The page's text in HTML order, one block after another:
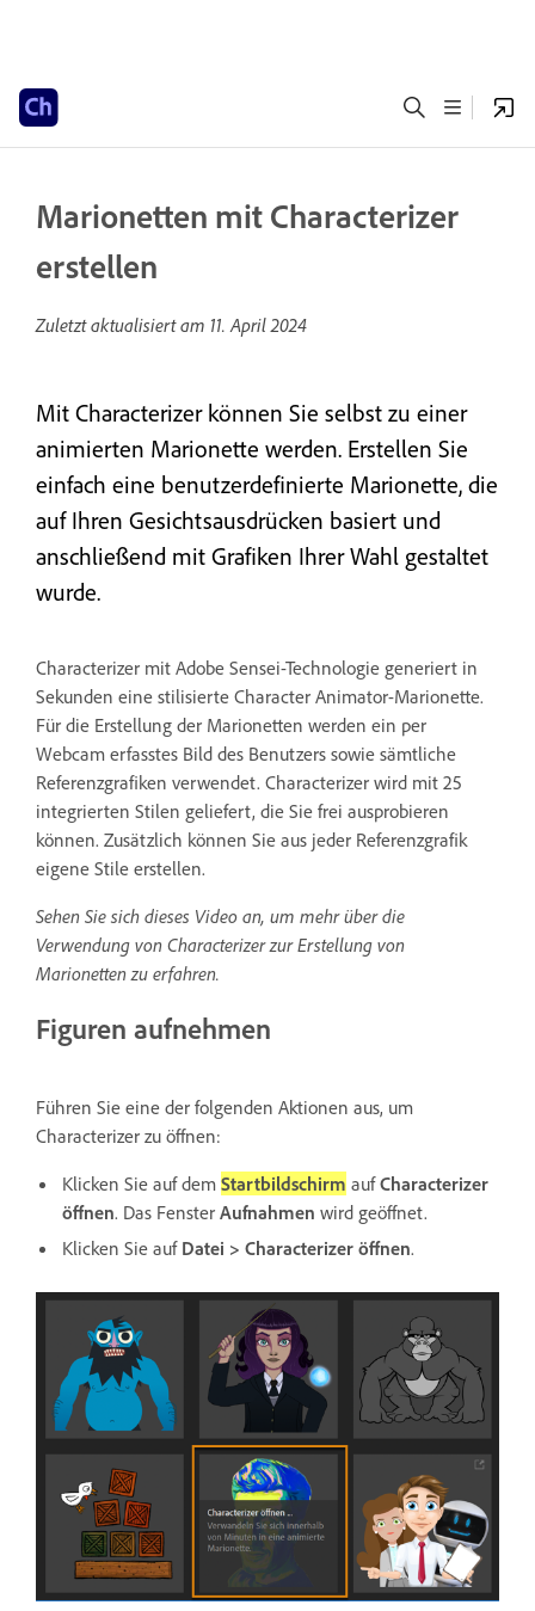
Marionetten mit Characterizer
erstellen
Zuletzt aktualisiert am 11. April 2024
Mit Characterizer können Sie selbst zu einer
animierten Marionette werden. Erstellen Sie
einfach eine benutzerdefinierte Marionette, die
auf Ihren Gesichtsausdrücken basiert und
anschließend mit Grafiken Ihrer Wahl gestaltet
wurde.
Characterizer mit Adobe Sensei-Technologie generiert in
Sekunden eine stilisierte Character Animator-Marionette.
Für die Erstellung der Marionetten werden ein per
Webcam erfasstes Bild des Benutzers sowie sämtliche
Referenzgrafiken verwendet. Characterizer wird mit 25
integrierten Stilen geliefert, die Sie frei ausprobieren
können. Zusätzlich können Sie aus jeder Referenzgrafik
eigene Stile erstellen.
Sehen Sie sich dieses Video an, um mehr über die
Verwendung von Characterizer zur Erstellung von
Marionetten zu erfahren.
Figuren aufnehmen
Führen Sie eine der folgenden Aktionen aus, um
Characterizer zu öffnen:
Klicken Sie auf dem Startbildschirm aufCharacterizer
öffnen. Das Fenster Aufnahmen wird geöffnet.
Klicken Sie auf Datei > Characterizer öffnen.